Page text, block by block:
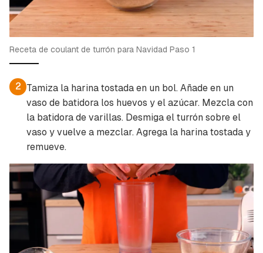
INICIAR SESIÓN CANCELAR
Receta de coulant de turrón para Navidad Paso 1
2 Tamiza la harina tostada en un bol. Añade en un
vaso de batidora los huevos y el azúcar. Mezcla con
la batidora de varillas. Desmiga el turrón sobre el
vaso y vuelve a mezclar. Agrega la harina tostada y
remueve.
ACEPTAR